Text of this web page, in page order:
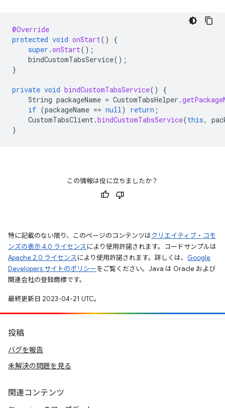
@Override
protected void onStart()
{
super .onStart();
bindCustomTabsService();
}
private void bindCustomTabsService()
{
String packageName = CustomTabsHelper .
if (packageName == null) return ;
CustomTabsClient.bindCustomTabsService(this,
}
この情報は役に立ちましたか？
特に記載のない限り、このページのコンテンツはクリエイティブ・コモ
ンズの表示 4.0 ライセンスにより使用許諾されます。コードサンプルは
Apache 2.0 ライセンスにより使用許諾されます。詳しくは、 Google
Developers サイトのポリシーをご覧ください。Java は Oracle および
関連会社の登録商標です。
最終更新日 2023-04-21 UTC。
投稿
バグを報告
未解決の問題を見る
関連コンテンツ